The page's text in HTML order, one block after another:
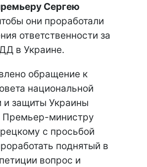
Сергею
они проработали
ответственности за
в Украине.
обращение к
национальной
и защиты Украины
Премьер-министру
с просьбой
поднятый в
вопрос и